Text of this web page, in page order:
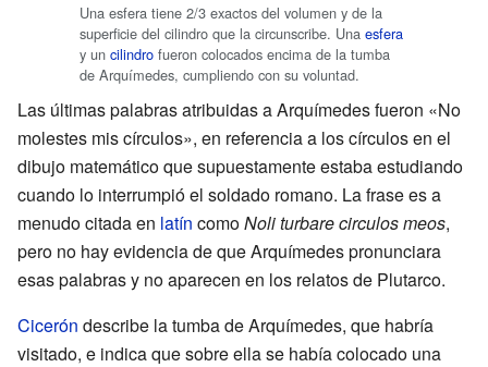
Una esfera tiene 2/3 exactos del volumen y de la
superficie del cilindro que la circunscribe. Una esfera
y un cilindro fueron colocados encima de la tumba
de Arquímedes, cumpliendo con su voluntad.
Las últimas palabras atribuidas a Arquímedes fueron «No
molestes mis círculos», en referencia a los círculos en el
dibujo matemático que supuestamente estaba estudiando
cuando lo interrumpió el soldado romano. La frase es a
menudo citada en latín comoNoli turbare circulos meos,
pero no hay evidencia de que Arquímedes pronunciara
esas palabras y no aparecen en los relatos de Plutarco.
Cicerón describe la tumba de Arquímedes, que habría
visitado, e indica que sobre ella se había colocado una